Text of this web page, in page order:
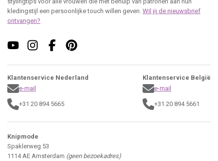
kledingstijl een persoonlijke touch willen geven. Wil jij de nieuwsbrief
ontvangen?
Klantenservice Nederland
e-mail
+31 20 894 5665
Klantenservice België
e-mail
+31 20 894 5661
Knipmode
Spaklerweg 53
1114 AE Amsterdam (geen bezoekadres)